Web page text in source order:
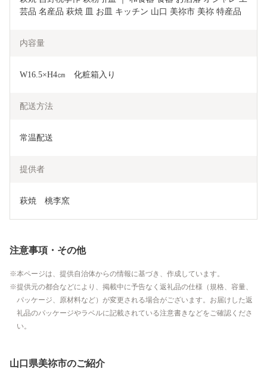
芸品 名産品 萩焼 皿 お皿 キッチン 山口 美祢市 美祢 特産品
内容量
W16.5×H4㎝　化粧箱入り
配送方法
常温配送
提供者
萩焼　桃李窯
注意事項・その他
本ページは、提供自治体からの情報に基づき、作成しています。
提供元の都合などにより、掲載中に予告なく返礼品の仕様（規格、容量、
パッケージ、原材料など）が変更される場合がございます。お届けした返
礼品のパッケージやラベルに記載されている注意書きなどをご確認くださ
い。
山口県美祢市のご紹介